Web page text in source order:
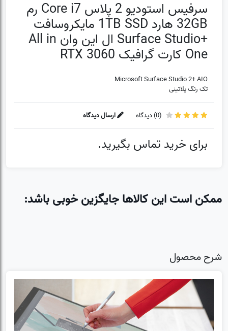
سرفیس استودیو 2 پلاس Core i7 رم
32GB هارد 1TB SSD مایکروسافت
+Surface Studio ال این وان All in
One کارت گرافیک RTX 3060
Microsoft Surface Studio 2+ AIO
تک رنگ پلاتینی
(
0) دیدگاه ارسال دیدگاه
برای خرید تماس بگیرید.
ممکن است این کالاها جایگزین خوبی باشد:
شرح محصول